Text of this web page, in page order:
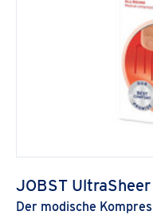
JOBST UltraSheer
Der modische